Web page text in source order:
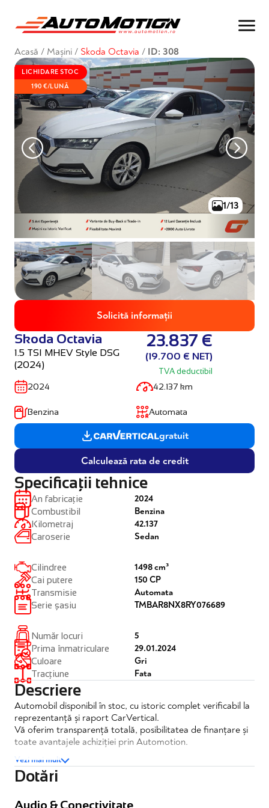
Acasă / Mașini / Skoda Octavia / ID: 308
LICHIDARE STOC
190 €/LUNĂ
1/13
Solicită informații
Skoda Octavia
1.5 TSI MHEV Style DSG
(2024)
23.837 €
(19.700 € NET)
TVA deductibil
2024 42.137 km
Benzina Automata
Calculează rata de credit
gratuit
Specificații tehnice
An fabricație
Combustibil
Kilometraj
Caroserie
2024
Benzina
42.137
Sedan
Cilindree
Cai putere
Transmisie
Serie șasiu
1498 cm³
150 CP
Automata
TMBAR8NX8RY076689
Număr locuri
Prima înmatriculare
Culoare
Tracțiune
5
29.01.2024
Gri
Fata
Descriere
Automobil disponibil în stoc, cu istoric complet verificabil la
reprezentanță și raport CarVertical.
Vă oferim transparență totală, posibilitatea de finanțare și
toate avantajele achiziției prin Automotion.
Skoda Octavia 1.5 TSI MHEV Style DSG
✔️Posibilitate finantare
Vezi mai mult
Dotări
Audio & Conectivitate